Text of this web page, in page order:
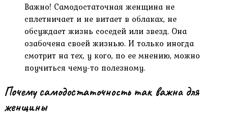
Важно! Самодостаточная женщина не
сплетничает и не витает в облаках, не
обсуждает жизнь соседей или звезд. Она
озабочена своей жизнью. И только иногда
смотрит на тех, у кого, по ее мнению, можно
поучиться чему-то полезному.
Почему самодостаточность так важна для
женщины